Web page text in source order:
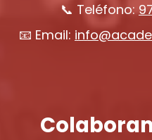
📞 Teléfono:
📧 Email: